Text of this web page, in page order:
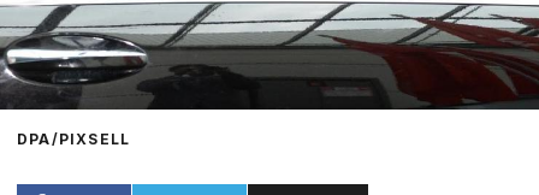
DPA/PIXSELL